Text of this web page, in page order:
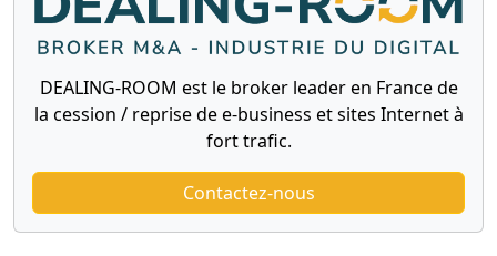
DEALING-ROOM est le broker leader en France de
la cession / reprise de e-business et sites Internet à
fort trafic.
Contactez-nous